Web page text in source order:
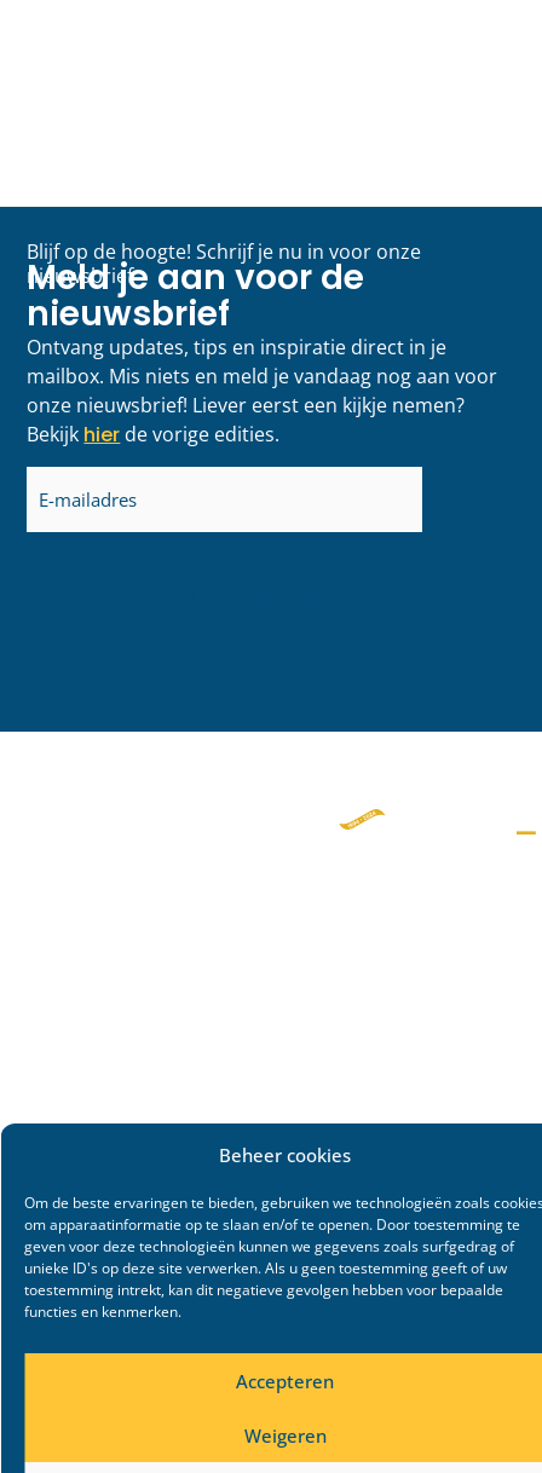
Beheer cookies
Om de beste ervaringen te bieden, gebruiken we technologieën zoals
om apparaatinformatie op te slaan en/of te openen. Door toestemming te
geven voor deze technologieën kunnen we gegevens zoals surfgedrag of
unieke ID's op deze site verwerken. Als u geen toestemming geeft of uw
toestemming intrekt, kan dit negatieve gevolgen hebben voor bepaalde
functies en kenmerken.
Accepteren
Weigeren
Blijf op de hoogte! Schrijf je nu in voor onze
nieuwsbrief
Meld je aan voor de
nieuwsbrief
Ontvang updates, tips en inspiratie direct in je
mailbox. Mis niets en meld je vandaag nog aan voor
onze nieuwsbrief! Liever eerst een kijkje nemen?
Bekijk hier de vorige edities.
E-
mailadres
(Vereist)